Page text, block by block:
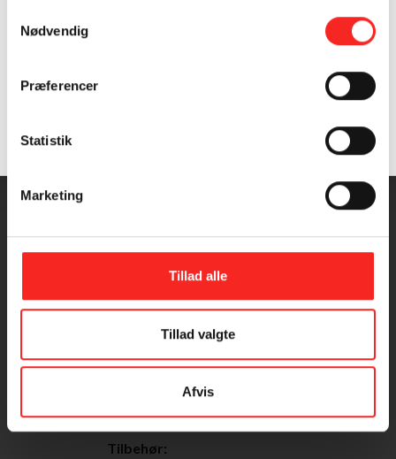
Nødvendig
Præferencer
Statistik
Marketing
Tillad alle
Tillad valgte
Afvis
venstre øje er vandret…
Fisk mm.:
500-600 g rødspættefilet
1 dl rugmel
15 g smør
4 dl mælk
2 spsk hvedemel
Tilbehør: